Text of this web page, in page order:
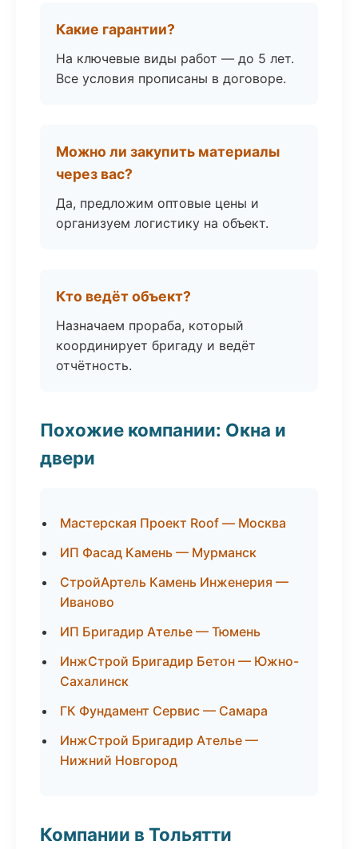
Какие гарантии?
На ключевые виды работ — до 5 лет.
Все условия прописаны в договоре.
Можно ли закупить материалы
через вас?
Да, предложим оптовые цены и
организуем логистику на объект.
Кто ведёт объект?
Назначаем прораба, который
координирует бригаду и ведёт
отчётность.
Похожие компании: Окна и
двери
Мастерская Проект Roof — Москва
ИП Фасад Камень — Мурманск
СтройАртель Камень Инженерия —
Иваново
ИП Бригадир Ателье — Тюмень
ИнжСтрой Бригадир Бетон — Южно-
Сахалинск
ГК Фундамент Сервис — Самара
ИнжСтрой Бригадир Ателье —
Нижний Новгород
Компании в Тольятти